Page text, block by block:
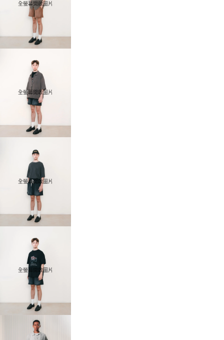
全螢幕開啟圖片
全螢幕開啟圖片
全螢幕開啟圖片
全螢幕開啟圖片